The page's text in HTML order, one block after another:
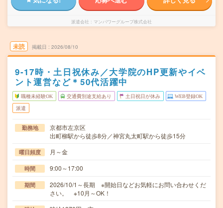
派遣会社 マンパワーグループ株式会社
未読 掲載日 2026/08/10
9‐17時・土日祝休み／大学院のHP更新やイベ
ント運営など＊50代活躍中
職種未経験OK 交通費別途支給あり 土日祝日が休み WEB登録OK
派遣
勤務地
京都市左京区
出町柳駅から徒歩8分／神宮丸太町駅から徒歩15分
曜日頻度 月～金
時間 9:00～17:00
期間
2026/10/1～長期 ※開始日などお気軽にお問い合わせくだ
さい。 ※10月～OK！